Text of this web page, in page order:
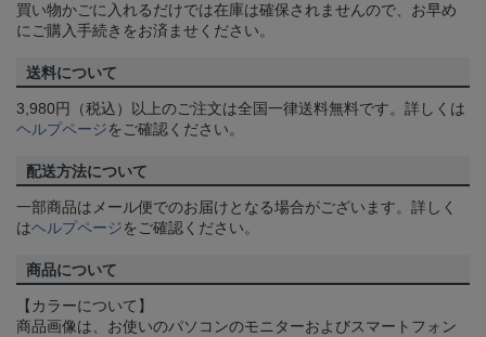
買い物かごに入れるだけでは在庫は確保されませんので、お早め
にご購入手続きをお済ませください。
送料について
3,980円（税込）以上のご注文は全国一律送料無料です。詳しくは
ヘルプページをご確認ください。
配送方法について
一部商品はメール便でのお届けとなる場合がございます。詳しく
はヘルプページをご確認ください。
商品について
【カラーについて】
商品画像は、お使いのパソコンのモニターおよびスマートフォン